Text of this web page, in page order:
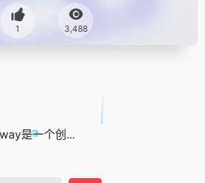
1 3,488
是一个创...